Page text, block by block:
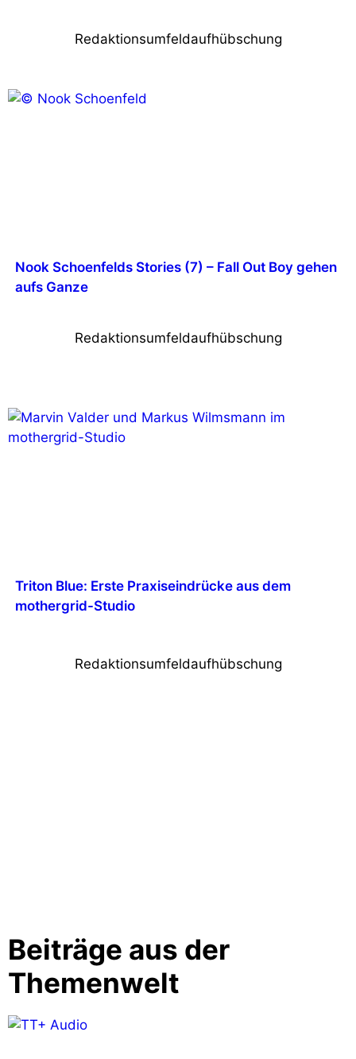
Redaktionsumfeldaufhübschung
Nook Schoenfelds Stories (7) – Fall Out Boy gehen
aufs Ganze
Redaktionsumfeldaufhübschung
Triton Blue: Erste Praxiseindrücke aus dem
mothergrid-Studio
Redaktionsumfeldaufhübschung
Beiträge aus der
Themenwelt